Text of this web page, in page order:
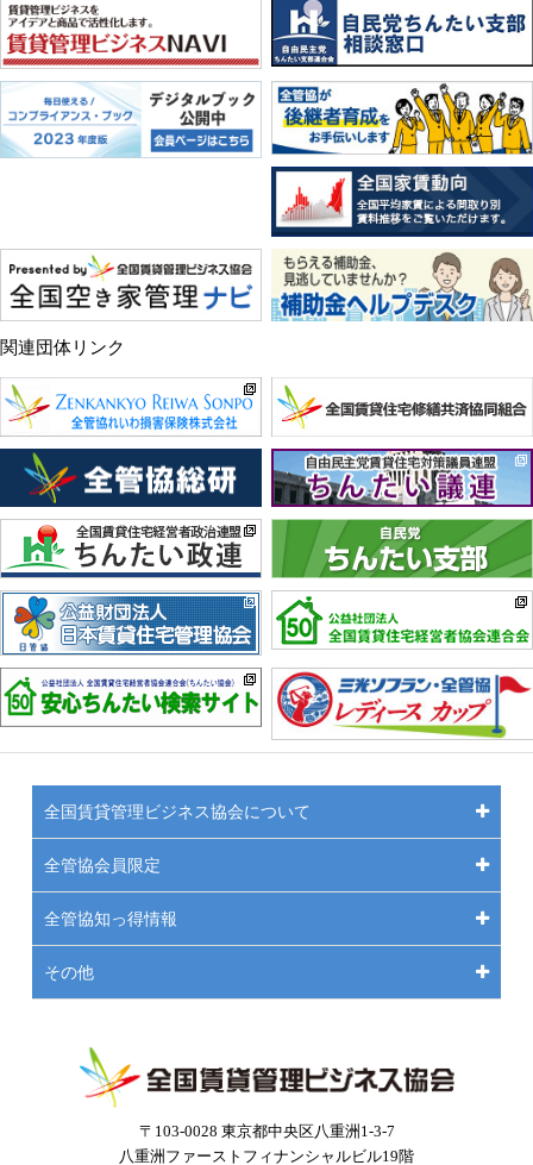
関連団体リンク
〒103-0028 東京都中央区八重洲1-3-7
八重洲ファーストフィナンシャルビル19階
全国賃貸管理ビジネス協会について
全管協会員限定
全管協知っ得情報
その他